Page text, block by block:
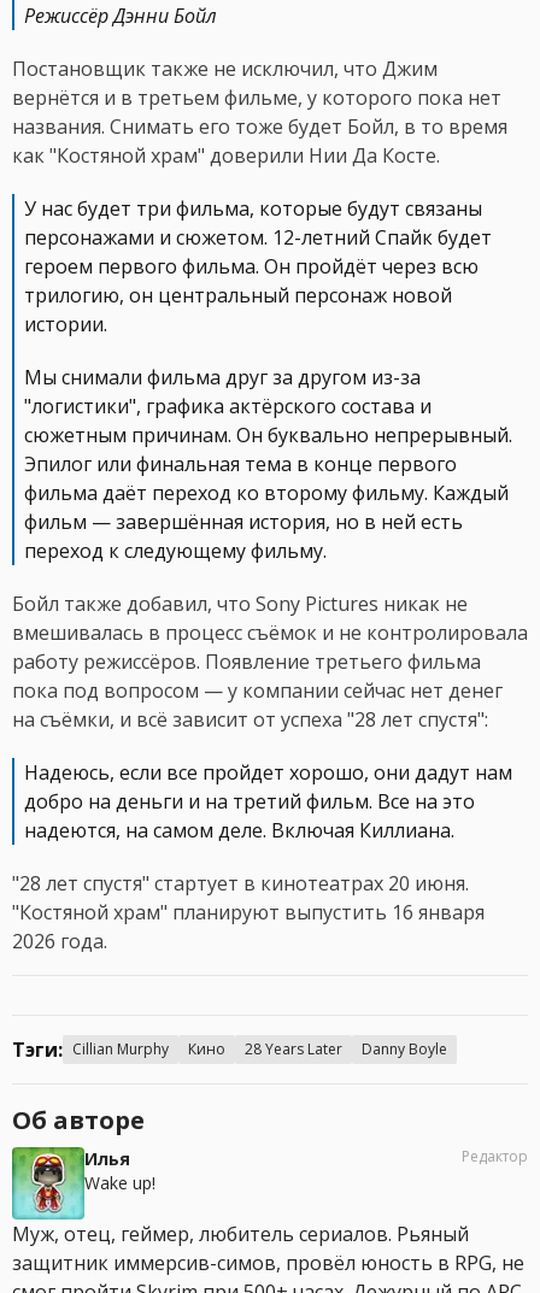
Режиссёр Дэнни Бойл
Постановщик также не исключил, что Джим
вернётся и в третьем фильме, у которого пока нет
названия. Снимать его тоже будет Бойл, в то время
как "Костяной храм" доверили Нии Да Косте.
У нас будет три фильма, которые будут связаны
персонажами и сюжетом. 12-летний Спайк будет
героем первого фильма. Он пройдёт через всю
трилогию, он центральный персонаж новой
истории.
Мы снимали фильма друг за другом из-за
"логистики", графика актёрского состава и
сюжетным причинам. Он буквально непрерывный.
Эпилог или финальная тема в конце первого
фильма даёт переход ко второму фильму. Каждый
фильм — завершённая история, но в ней есть
переход к следующему фильму.
Бойл также добавил, что Sony Pictures никак не
вмешивалась в процесс съёмок и не контролировала
работу режиссёров. Появление третьего фильма
пока под вопросом — у компании сейчас нет денег
на съёмки, и всё зависит от успеха "28 лет спустя":
Надеюсь, если все пройдет хорошо, они дадут нам
добро на деньги и на третий фильм. Все на это
надеются, на самом деле. Включая Киллиана.
"28 лет спустя" стартует в кинотеатрах 20 июня.
"Костяной храм" планируют выпустить 16 января
2026 года.
Тэги: Cillian Murphy Кино 28 Years Later Danny Boyle
Об авторе
Илья
Wake up!
Редактор
Муж, отец, геймер, любитель сериалов. Рьяный
защитник иммерсив-симов, провёл юность в RPG, не